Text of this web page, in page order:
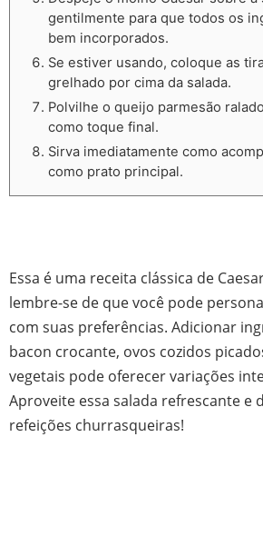
gentilmente para que todos os
bem incorporados.
Se estiver usando, coloque as
grelhado por cima da salada.
Polvilhe o queijo parmesão
como toque final.
Sirva imediatamente como
como prato principal.
Essa é uma receita clássica de
lembre-se de que você pode
com suas preferências. Adicionar
bacon crocante, ovos cozidos
vegetais pode oferecer variações
Aproveite essa salada refrescante e
refeições churrasqueiras!